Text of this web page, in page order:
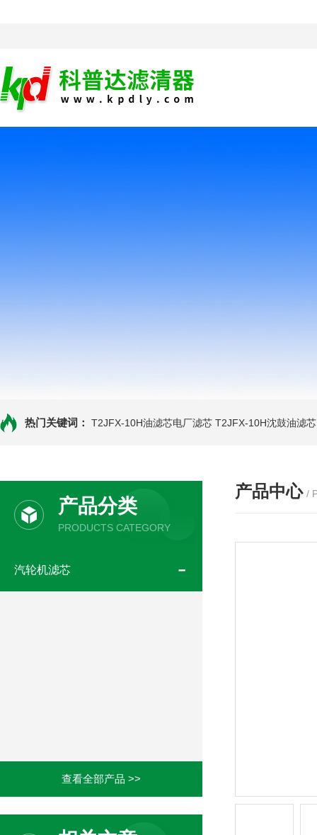
热门关键词： T2JFX-10H油滤芯电厂滤芯 T2JFX-10H沈鼓油滤芯
产品分类
PRODUCTS CATEGORY
汽轮机滤芯
查看全部产品 >>
产品中心 /